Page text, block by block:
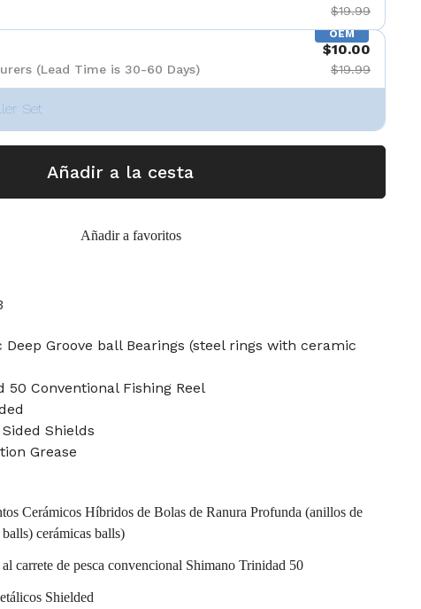
$19.99
OEM
(Lead Time is 30-60 Days)
$10.00
$19.99
Set
Añadir a la cesta
Añadir a favoritos
Deep Groove ball Bearings (steel rings with ceramic
50 Conventional Fishing Reel
Shields
Grease
Cerámicos Híbridos de Bolas de Ranura Profunda (anillos de
cerámicas balls)
al carrete de pesca convencional Shimano Trinidad 50
Shielded